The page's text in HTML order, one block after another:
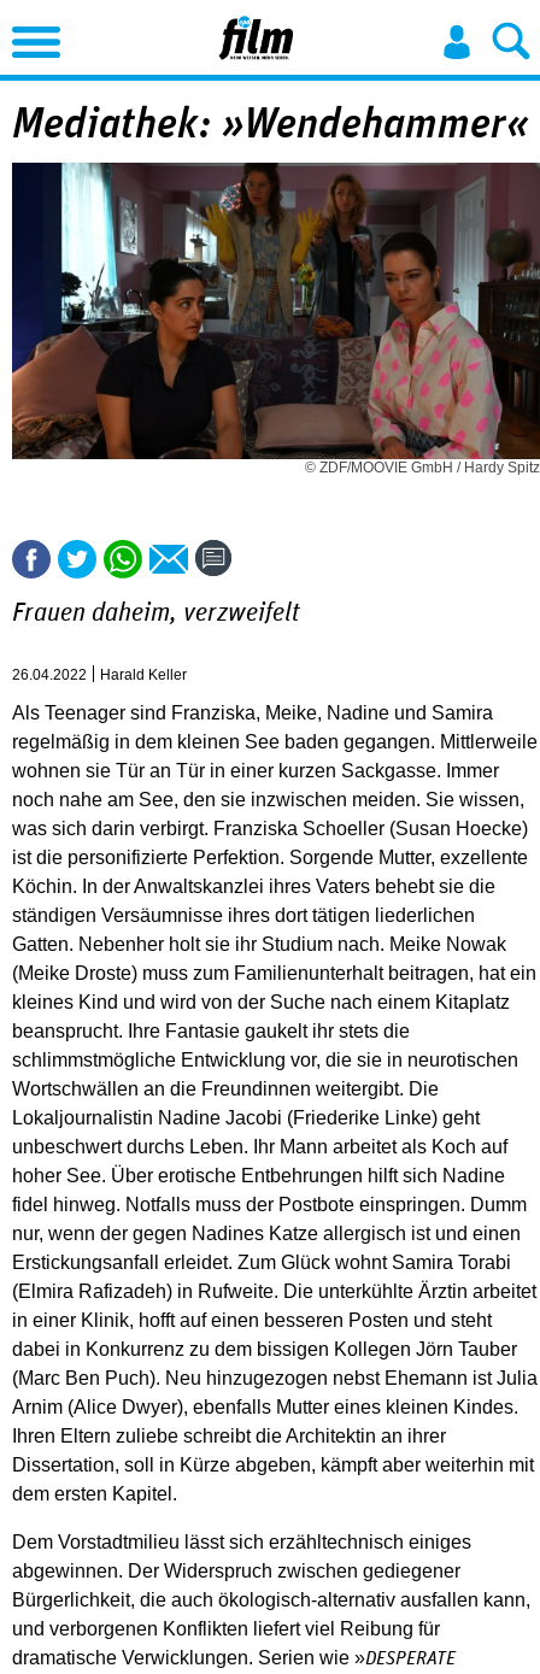
Jump to Navigation
Mediathek: »Wendehammer«
© ZDF/MOOVIE GmbH / Hardy Spitz
Frauen daheim, verzweifelt
26.04.2022 Harald Keller
Als Teenager sind Franziska, Meike, Nadine und Samira
regelmäßig in dem kleinen See baden gegangen. Mittlerweile
wohnen sie Tür an Tür in einer kurzen Sackgasse. Immer
noch nahe am See, den sie inzwischen meiden. Sie wissen,
was sich darin verbirgt. Franziska Schoeller (Susan Hoecke)
ist die personifizierte Perfektion. Sorgende Mutter, exzellente
Köchin. In der Anwaltskanzlei ihres Vaters behebt sie die
ständigen Versäumnisse ihres dort tätigen liederlichen
Gatten. Nebenher holt sie ihr Studium nach. Meike Nowak
(Meike Droste) muss zum Familienunterhalt beitragen, hat ein
kleines Kind und wird von der Suche nach einem Kitaplatz
beansprucht. Ihre Fantasie gaukelt ihr stets die
schlimmstmögliche Entwicklung vor, die sie in neurotischen
Wortschwällen an die Freundinnen weitergibt. Die
Lokaljournalistin Nadine Jacobi (Friederike Linke) geht
unbeschwert durchs Leben. Ihr Mann arbeitet als Koch auf
hoher See. Über erotische Entbehrungen hilft sich Nadine
fidel hinweg. Notfalls muss der Postbote einspringen. Dumm
nur, wenn der gegen Nadines Katze allergisch ist und einen
Erstickungsanfall erleidet. Zum Glück wohnt Samira Torabi
(Elmira Rafizadeh) in Rufweite. Die unterkühlte Ärztin arbeitet
in einer Klinik, hofft auf einen besseren Posten und steht
dabei in Konkurrenz zu dem bissigen Kollegen Jörn Tauber
(Marc Ben Puch). Neu hinzugezogen nebst Ehemann ist Julia
Arnim (Alice Dwyer), ebenfalls Mutter eines kleinen Kindes.
Ihren Eltern zuliebe schreibt die Architektin an ihrer
Dissertation, soll in Kürze abgeben, kämpft aber weiterhin mit
dem ersten Kapitel.
Dem Vorstadtmilieu lässt sich erzähltechnisch einiges
abgewinnen. Der Widerspruch zwischen gediegener
Bürgerlichkeit, die auch ökologisch-alternativ ausfallen kann,
und verborgenen Konflikten liefert viel Reibung für
dramatische Verwicklungen. Serien wie »DESPERATE